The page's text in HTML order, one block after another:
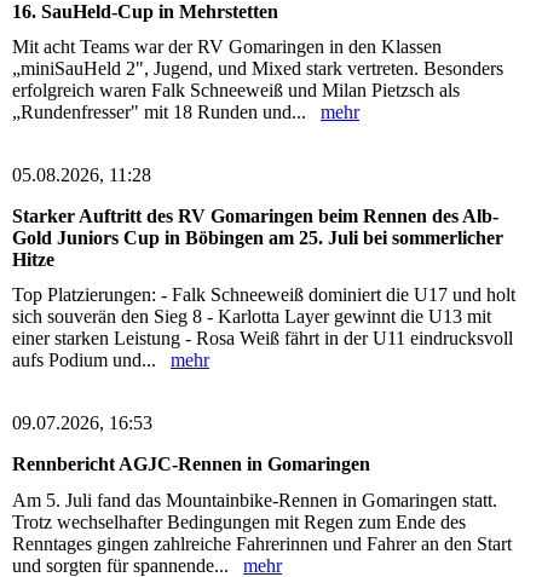
16. SauHeld-Cup in Mehrstetten
Mit acht Teams war der RV Gomaringen in den Klassen
„miniSauHeld 2", Jugend, und Mixed stark vertreten. Besonders
erfolgreich waren Falk Schneeweiß und Milan Pietzsch als
„Rundenfresser" mit 18 Runden und... mehr
05.08.2026, 11:28
Starker Auftritt des RV Gomaringen beim Rennen des Alb-
Gold Juniors Cup in Böbingen am 25. Juli bei sommerlicher
Hitze
Top Platzierungen: - Falk Schneeweiß dominiert die U17 und holt
sich souverän den Sieg 8 - Karlotta Layer gewinnt die U13 mit
einer starken Leistung - Rosa Weiß fährt in der U11 eindrucksvoll
aufs Podium und... mehr
09.07.2026, 16:53
Rennbericht AGJC-Rennen in Gomaringen
Am 5. Juli fand das Mountainbike-Rennen in Gomaringen statt.
Trotz wechselhafter Bedingungen mit Regen zum Ende des
Renntages gingen zahlreiche Fahrerinnen und Fahrer an den Start
und sorgten für spannende... mehr